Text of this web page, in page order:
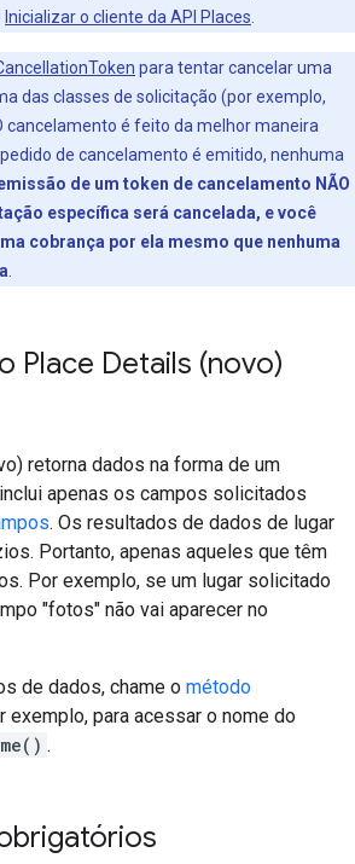
Inicializar o cliente da API Places
para tentar cancelar uma
das classes de solicitação (por exemplo,
cancelamento é feito da melhor maneira
de cancelamento é emitido, nenhuma
de um token de cancelamento NÃO
específica será cancelada, e você
cobrança por ela mesmo que nenhuma
Place Details (novo)
retorna dados na forma de um
apenas os campos solicitados
. Os resultados de dados de lugar
Portanto, apenas aqueles que têm
Por exemplo, se um lugar solicitado
"fotos" não vai aparecer no
de dados, chame o método
exemplo, para acessar o nome do
.